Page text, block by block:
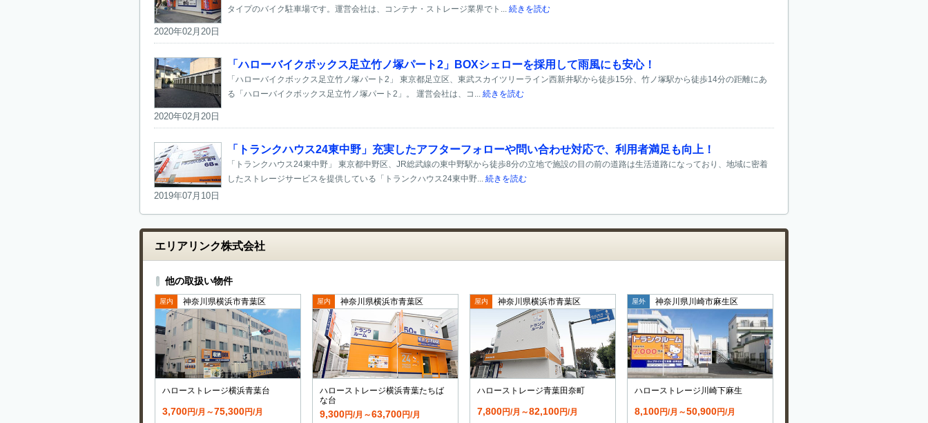
タイプのバイク駐車場です。運営会社は、コンテナ・ストレージ業界でト...
続きを読む
2020年02月20日
「ハローバイクボックス足立竹ノ塚パート2」BOXシェローを採用して雨風にも安心！
「ハローバイクボックス足立竹ノ塚パート2」 東京都足立区、東武スカイツリーライン西新井駅から徒歩15分、竹ノ塚駅から徒歩14分の距離にあ
る「ハローバイクボックス足立竹ノ塚パート2」。 運営会社は、コ...
続きを読む
2020年02月20日
「トランクハウス24東中野」充実したアフターフォローや問い合わせ対応で、利用者満足も向上！
「トランクハウス24東中野」 東京都中野区、JR総武線の東中野駅から徒歩8分の立地で施設の目の前の道路は生活道路になっており、地域に密着
したストレージサービスを提供している「トランクハウス24東中野...
続きを読む
2019年07月10日
エリアリンク株式会社
他の取扱い物件
屋内 神奈川県横浜市青葉区
ハローストレージ横浜青葉台
3,700円/月～75,300円/月
屋内 神奈川県横浜市青葉区
ハローストレージ横浜青葉たちば
な台
9,300円/月～63,700円/月
屋内 神奈川県横浜市青葉区
ハローストレージ青葉田奈町
7,800円/月～82,100円/月
屋外 神奈川県川崎市麻生区
ハローストレージ川崎下麻生
8,100円/月～50,900円/月